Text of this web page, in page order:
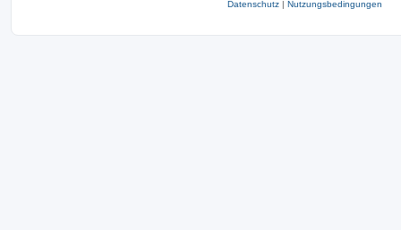
Datenschutz | Nutzungsbedingungen